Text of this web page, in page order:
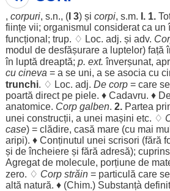
, corpuri, s.n., (I 3) și corpi, s.m. I. 1.
ființe vii; organismul consideratca un
funcțional ; trup. ♢ Loc. adj. și adv.
modul de desfășurarea luptelor) față
în luptă dreaptă; p. ext. înverșunat,
cu cineva = a se uni, a se asocia cu
trunchi. ♢ Loc. adj. De corp= care se
poartă directpe piele. ♦ Cadavru. ♦
anatomice. Corp galben. 2. Partea
unei construcții, a unei mașini etc. ♢
case) = clădire, casă mare(cu mai
aripi). ♦ Conținutul unei scrisori (fără
și deîncheiereși fără adresă);
Agregatde molecule, porțiunede
zero. ♢ Corp străin= particulă care se
altă natură. ♦ (Chim.) Substanțà